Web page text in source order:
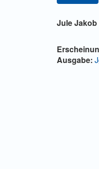
Jule Jakob
Ausgabe: